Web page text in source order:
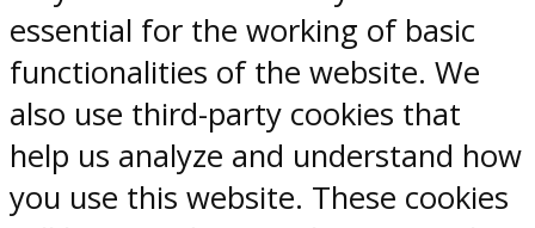
essential for the working of basic
functionalities of the website. We
also use third-party cookies that
help us analyze and understand how
you use this website. These cookies